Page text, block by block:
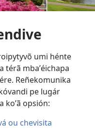
umi hénte
térã mbaʼéichapa
Reñekomunika
pe lugár
koʼã opsión:
ou chevisita